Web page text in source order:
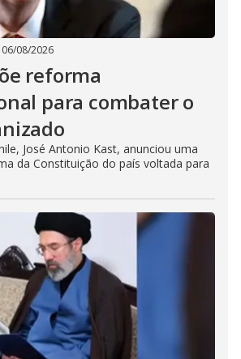
06/08/2026
reforma
para combater o
José Antonio Kast, anunciou uma
da Constituição do país voltada para